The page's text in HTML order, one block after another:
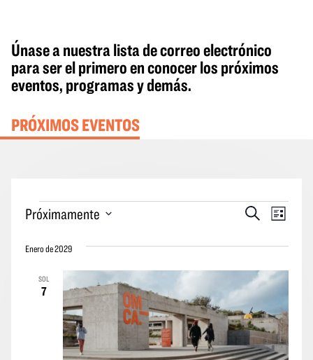
Únase a nuestra lista de correo electrónico
para ser el primero en conocer los próximos
eventos, programas y demás.
PRÓXIMOS EVENTOS
Eventos
Eventos
y
vistas
Buscar
las
vistas
de
los
Lista
Próximamente
la
Enero de 2029
SOL
7